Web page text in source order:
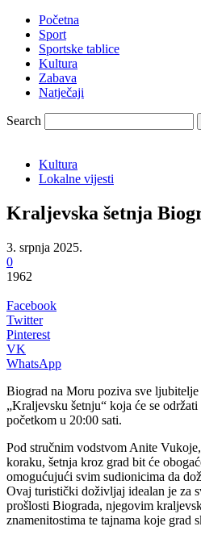
Početna
Sport
Sportske tablice
Kultura
Zabava
Natječaji
Search
Kultura
Lokalne vijesti
Kraljevska šetnja
3. srpnja 2025.
0
1962
Facebook
Twitter
Pinterest
VK
WhatsApp
Biograd na Moru poziva sve
„Kraljevsku šetnju“ koja će se
početkom u 20:00 sati.
Pod stručnim vodstvom Anite
koraku, šetnja kroz grad bit će
omogućujući svim sudionicima da
Ovaj turistički doživljaj idealan je za
prošlosti Biograda, njegovim
znamenitostima te tajnama koje grad